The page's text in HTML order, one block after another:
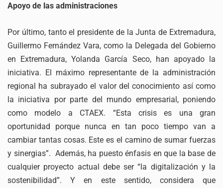
Apoyo de las administraciones
Por último, tanto el presidente de la Junta de Extremadura,
Guillermo Fernández Vara, como la Delegada del Gobierno
en Extremadura, Yolanda García Seco, han apoyado la
iniciativa. El máximo representante de la administración
regional ha subrayado el valor del conocimiento así como
la iniciativa por parte del mundo empresarial, poniendo
como modelo a CTAEX. “Esta crisis es una gran
oportunidad porque nunca en tan poco tiempo van a
cambiar tantas cosas. Este es el camino de sumar fuerzas
y sinergias”. Además, ha puesto énfasis en que la base de
cualquier proyecto actual debe ser “la digitalización y la
sostenibilidad”. Y en este sentido, considera que